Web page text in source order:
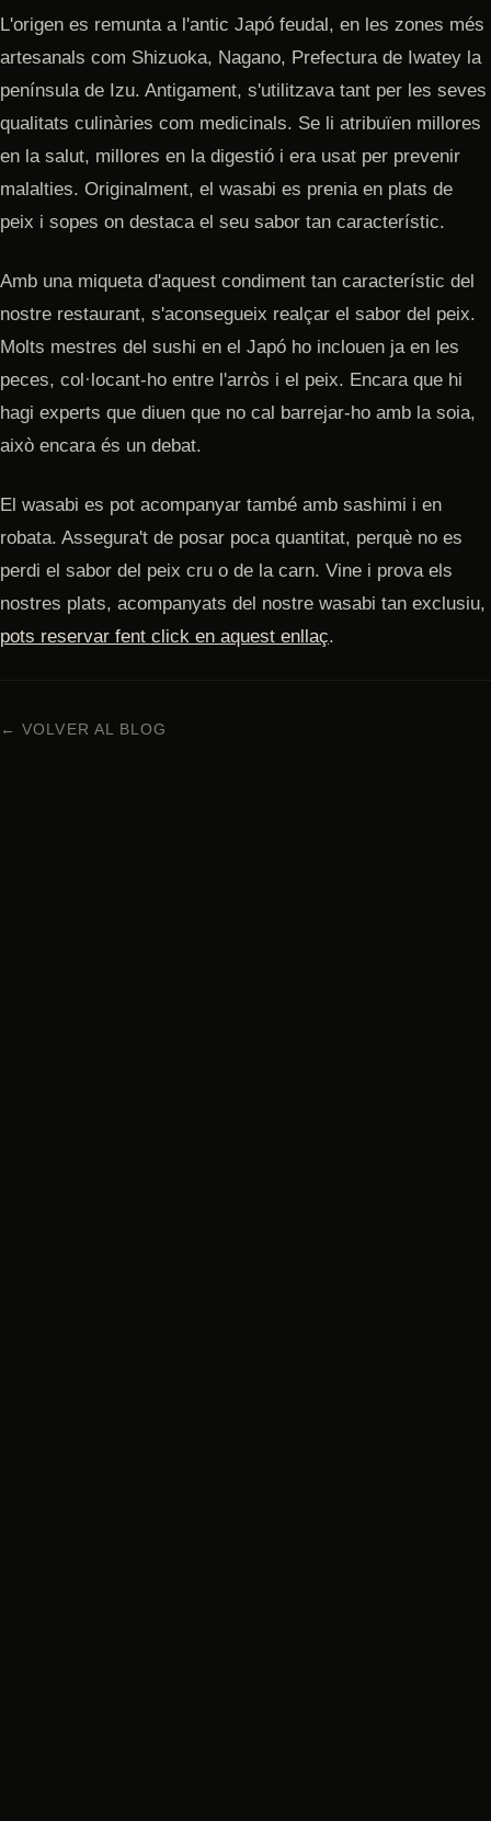
L'origen es remunta a l'antic Japó feudal, en les zones més
artesanals com Shizuoka, Nagano, Prefectura de Iwatey la
península de Izu. Antigament, s'utilitzava tant per les seves
qualitats culinàries com medicinals. Se li atribuïen millores
en la salut, millores en la digestió i era usat per prevenir
malalties. Originalment, el wasabi es prenia en plats de
peix i sopes on destaca el seu sabor tan característic.
Amb una miqueta d'aquest condiment tan característic del
nostre restaurant, s'aconsegueix realçar el sabor del peix.
Molts mestres del sushi en el Japó ho inclouen ja en les
peces, col·locant-ho entre l'arròs i el peix. Encara que hi
hagi experts que diuen que no cal barrejar-ho amb la soia,
això encara és un debat.
El wasabi es pot acompanyar també amb sashimi i en
robata. Assegura't de posar poca quantitat, perquè no es
perdi el sabor del peix cru o de la carn. Vine i prova els
nostres plats, acompanyats del nostre wasabi tan exclusiu,
pots reservar fent click en aquest enllaç.
← VOLVER AL BLOG